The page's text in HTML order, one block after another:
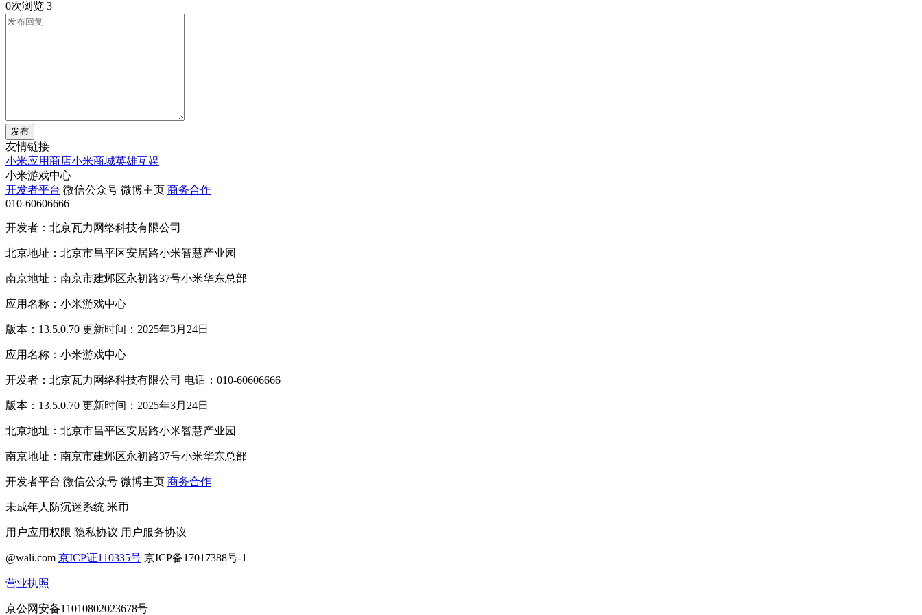
0次浏览 3
发布
友情链接
小米应用商店小米商城英雄互娱
小米游戏中心
开发者平台 微信公众号 微博主页 商务合作
010-60606666
开发者：北京瓦力网络科技有限公司
北京地址：北京市昌平区安居路小米智慧产业园
南京地址：南京市建邺区永初路37号小米华东总部
应用名称：小米游戏中心
版本：13.5.0.70 更新时间：2025年3月24日
应用名称：小米游戏中心
开发者：北京瓦力网络科技有限公司 电话：010-60606666
版本：13.5.0.70 更新时间：2025年3月24日
北京地址：北京市昌平区安居路小米智慧产业园
南京地址：南京市建邺区永初路37号小米华东总部
开发者平台 微信公众号 微博主页 商务合作
未成年人防沉迷系统 米币
用户应用权限 隐私协议 用户服务协议
@wali.com 京ICP证110335号 京ICP备17017388号-1
营业执照
京公网安备11010802023678号